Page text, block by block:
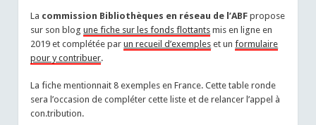
La commission Bibliothèques en réseau de l’ABF propose
sur son blogune fiche sur les fonds flottants mis en ligne en
2019 et complétée parun recueil d’exemples et unformulaire
pour y contribuer.
La fiche mentionnait 8 exemples en France. Cette table ronde
sera l’occasion de compléter cette liste et de relancer l’appel à
con.tribution.